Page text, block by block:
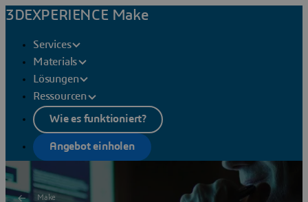
3DEXPERIENCE Make
Services
Materials
Lösungen
Ressourcen
Wie es funktioniert?
Angebot einholen
Make